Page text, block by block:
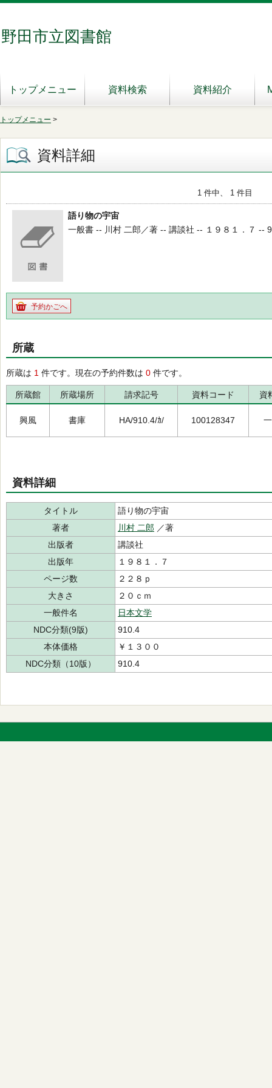
野田市立図書館
トップメニュー 資料検索 資料紹介
トップメニュー >
資料詳細
1 件中、 1 件目
語り物の宇宙
一般書 -- 川村 二郎／著 -- 講談社 -- １９８１．７ --
予約かごへ
所蔵
所蔵は 1 件です。現在の予約件数は 0 件です。
所蔵館 所蔵場所 請求記号 資料コード 資
興風 書庫 HA/910.4/ｶ/ 100128347
資料詳細
タイトル
語り物の宇宙
著者
川村 二郎 ／著
出版者
講談社
出版年
１９８１．７
ページ数
２２８ｐ
大きさ
２０ｃｍ
一般件名
日本文学
NDC分類(9版)
910.4
本体価格
￥１３００
NDC分類（10版）
910.4